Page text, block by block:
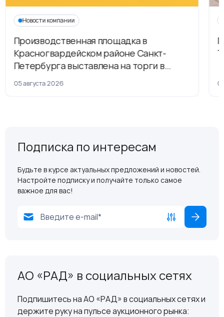
Новости компании
Производственная площадка в
Красногвардейском районе Санкт-
Петербурга выставлена на торги в
05 августа 2026
Подписка по интересам
Будьте в курсе актуальных предложений и новостей.
Настройте подписку и получайте только самое
важное для вас!
АО «РАД» в социальных сетях
Подпишитесь на АО «РАД» в социальных сетях и
держите руку на пульсе аукционного рынка: